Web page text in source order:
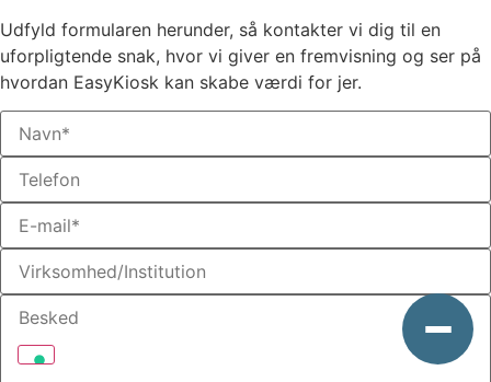
Udfyld formularen herunder, så kontakter vi dig til en
uforpligtende snak, hvor vi giver en fremvisning og ser på
hvordan EasyKiosk kan skabe værdi for jer.